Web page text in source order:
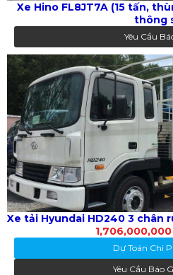
Xe Hino FL8JT7A (15 tấn,
thông
Yêu Cầu
Xe tải Hyundai HD240 3 chân
Dự Toán Chi
Yêu Cầu Báo